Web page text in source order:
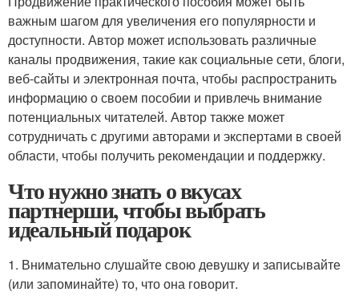
важным шагом для увеличения его популярности и
доступности. Автор может использовать различные
каналы продвижения, такие как социальные сети, блоги,
веб-сайты и электронная почта, чтобы распространить
информацию о своем пособии и привлечь внимание
потенциальных читателей. Автор также может
сотрудничать с другими авторами и экспертами в своей
области, чтобы получить рекомендации и поддержку.
Что нужно знать о вкусах
партнерши, чтобы выбрать
идеальный подарок
1. Внимательно слушайте свою девушку и записывайте
(или запоминайте) то, что она говорит.